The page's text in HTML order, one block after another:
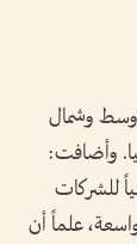
وشمال
وأضافت:
للشركات
علماً أن